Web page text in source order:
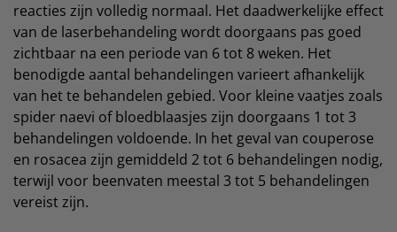
reacties zijn volledig normaal. Het daadwerkelijke effect
van de laserbehandeling wordt doorgaans pas goed
zichtbaar na een periode van 6 tot 8 weken. Het
benodigde aantal behandelingen varieert afhankelijk
van het te behandelen gebied. Voor kleine vaatjes zoals
spider naevi of bloedblaasjes zijn doorgaans 1 tot 3
behandelingen voldoende. In het geval van couperose
en rosacea zijn gemiddeld 2 tot 6 behandelingen nodig,
terwijl voor beenvaten meestal 3 tot 5 behandelingen
vereist zijn.